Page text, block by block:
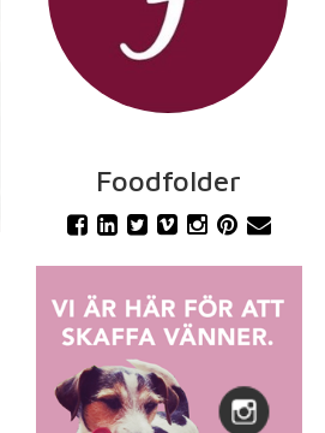
Foodfolder